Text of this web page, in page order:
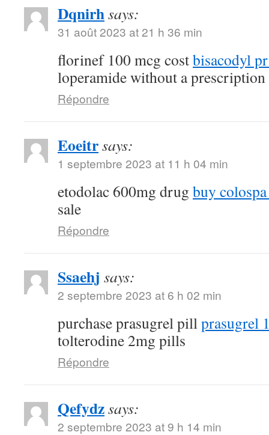
Dqnirhsays:
31 août 2023 at 21 h 36 min
florinef 100 mcg costbisacodyl
loperamide without a prescription
Répondre
Eoeitrsays:
1 septembre 2023 at 11 h 04 min
etodolac 600mg drug buy
sale
Répondre
Ssaehj says:
2 septembre 2023 at 6 h 02 min
purchase prasugrel pillprasugrel
tolterodine 2mg pills
Répondre
Qefydzsays:
2 septembre 2023 at 9 h 14 min